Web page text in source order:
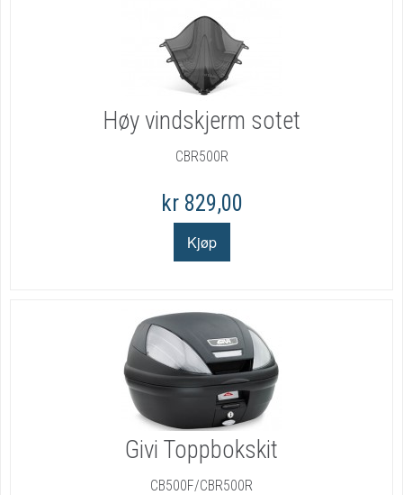
Høy vindskjerm sotet
CBR500R
kr 829,00
Givi Toppbokskit
CB500F/CBR500R